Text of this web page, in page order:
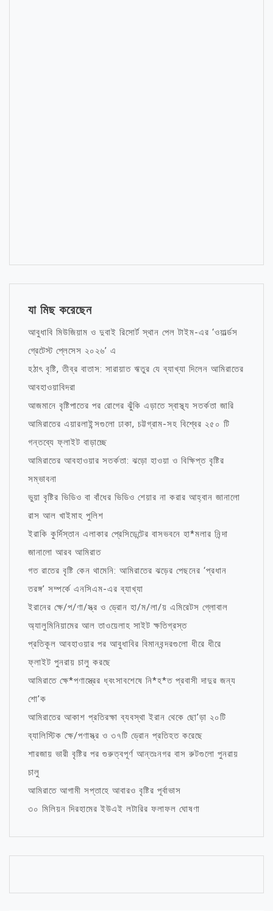
যা মিছ করেছেন
আবুধাবি মিউজিয়াম ও দুবাই রিসোর্ট স্থান পেল টাইম-এর ‘ওয়ার্ল্ডস
গ্রেটেস্ট প্লেসেস ২০২৬’ এ
হঠাৎ বৃষ্টি, তীব্র বাতাস: সারায়াত ঋতুর যে ব্যাখ্যা দিলেন আমিরাতের
আবহাওয়াবিদরা
আজমানে বৃষ্টিপাতের পর রোগের ঝুঁকি এড়াতে স্বাস্থ্য সতর্কতা জারি
আমিরাতের এয়ারলাইন্সগুলো ঢাকা, চট্টগ্রাম-সহ বিশ্বের ২৫০ টি
গন্তব্যে ফ্লাইট বাড়াচ্ছে
আমিরাতের আবহাওয়ার সতর্কতা: ঝড়ো হাওয়া ও বিক্ষিপ্ত বৃষ্টির
সম্ভাবনা
ভুয়া বৃষ্টির ভিডিও বা বাঁধের ভিডিও শেয়ার না করার আহ্বান জানালো
রাস আল খাইমাহ পুলিশ
ইরাকি কুর্দিস্তান এলাকার প্রেসিডেন্টের বাসভবনে হা*মলার নিন্দা
জানালো আরব আমিরাত
গত রাতের বৃষ্টি কেন থামেনি: আমিরাতের ঝড়ের পেছনের ‘প্রধান
তরঙ্গ’ সম্পর্কে এনসিএম-এর ব্যাখ্যা
ইরানের ক্ষে/প/ণা/স্ত্র ও ড্রোন হা/ম/লা/য় এমিরেটস গ্লোবাল
অ্যালুমিনিয়ামের আল তাওয়েলাহ সাইট ক্ষতিগ্রস্ত
প্রতিকূল আবহাওয়ার পর আবুধাবির বিমানবন্দরগুলো ধীরে ধীরে
ফ্লাইট পুনরায় চালু করছে
আমিরাতে ক্ষে*পণাস্ত্রের ধ্বংসাবশেষে নি*হ*ত প্রবাসী দাদুর জন্য
শো’ক
আমিরাতের আকাশ প্রতিরক্ষা ব্যবস্থা ইরান থেকে ছো’ড়া ২০টি
ব্যালিস্টিক ক্ষে/পণাস্ত্র ও ৩৭টি ড্রোন প্রতিহত করেছে
শারজায় ভারী বৃষ্টির পর গুরুত্বপূর্ণ আন্তঃনগর বাস রুটগুলো পুনরায়
চালু
আমিরাতে আগামী সপ্তাহে আবারও বৃষ্টির পূর্বাভাস
৩০ মিলিয়ন দিরহামের ইউএই লটারির ফলাফল ঘোষণা